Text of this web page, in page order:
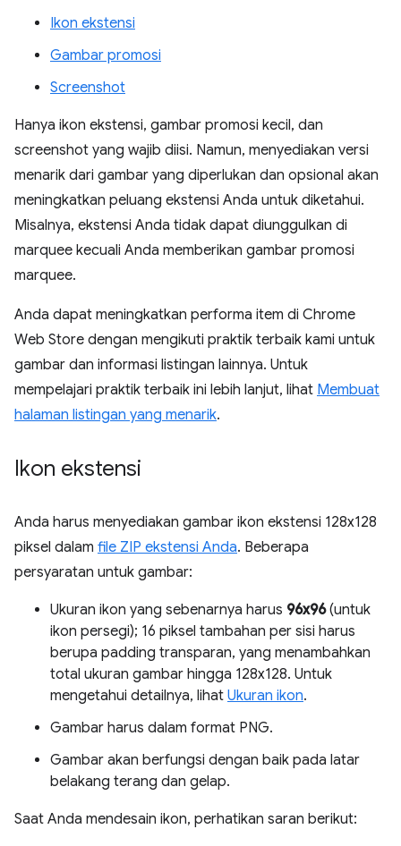
Ikon ekstensi
Gambar promosi
Screenshot
Hanya ikon ekstensi, gambar promosi kecil, dan
screenshot yang wajib diisi. Namun, menyediakan versi
menarik dari gambar yang diperlukan dan opsional akan
meningkatkan peluang ekstensi Anda untuk diketahui.
Misalnya, ekstensi Anda tidak dapat diunggulkan di
marquee kecuali Anda memberikan gambar promosi
marquee.
Anda dapat meningkatkan performa item di Chrome
Web Store dengan mengikuti praktik terbaik kami untuk
gambar dan informasi listingan lainnya. Untuk
mempelajari praktik terbaik ini lebih lanjut, lihat Membuat
halaman listingan yang menarik.
Ikon ekstensi
Anda harus menyediakan gambar ikon ekstensi 128x128
piksel dalam file ZIP ekstensi Anda. Beberapa
persyaratan untuk gambar:
Ukuran ikon yang sebenarnya harus 96x96(untuk
ikon persegi); 16 piksel tambahan per sisi harus
berupa padding transparan, yang menambahkan
total ukuran gambar hingga 128x128. Untuk
mengetahui detailnya, lihat Ukuran ikon.
Gambar harus dalam format PNG.
Gambar akan berfungsi dengan baik pada latar
belakang terang dan gelap.
Saat Anda mendesain ikon, perhatikan saran berikut: